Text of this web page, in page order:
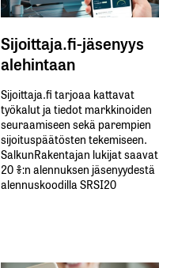
Sijoittaja.fi-jäsenyys
alehintaan
Sijoittaja.fi tarjoaa kattavat
työkalut ja tiedot markkinoiden
seuraamiseen sekä parempien
sijoituspäätösten tekemiseen.
SalkunRakentajan lukijat saavat
20 %:n alennuksen jäsenyydestä
alennuskoodilla SRSI20